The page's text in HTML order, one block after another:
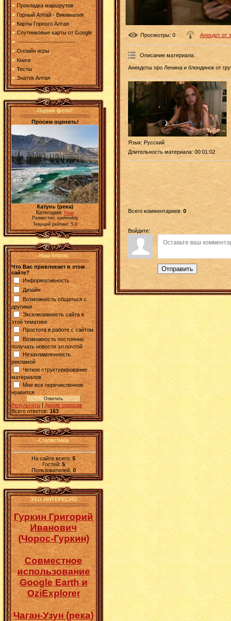
Прокладка маршрутов
Горный Алтай - Викимапия
Карты Горного Алтая
Спутниковые карты от Google
------------------------------
Онлайн игры
Книги
Тесты
Знаток Алтая
Оцени фото!
Просим оценить!
Катунь (река)
Категория:Реки
Разместил: speleodog
Текущий рейтинг: 5.0
Наш опрос
Что Вас привлекает в этом
сайте?
Информативность
Дизайн
Возможность общаться с
другими
Эксклюзивность сайта в
этой тематике
Простота в работе с сайтом
Возможность постоянно
получать новости эл.почтой
Незахламленность
рекламой
Четкое структурирование
материалов
Мне все перечисленное
нравится
Результаты | Архив опросов
Всего ответов: 163
Статистика
На сайте всего:5
Гостей:5
Пользователей: 0
ЭТО ИНТЕРЕСНО
Гуркин Григорий
Иванович
(Чорос-Гуркин)
Совместное
использование
Google Earth и
OziExplorer
Чаган-Узун (река)
Просмотры: 0 Анекдот от
Описание материала:
Анекдоты про Ленина и блондинок от
Язык: Русский
Длительность материала: 00:01:02
Всего комментариев: 0
Войдите:
Отправить